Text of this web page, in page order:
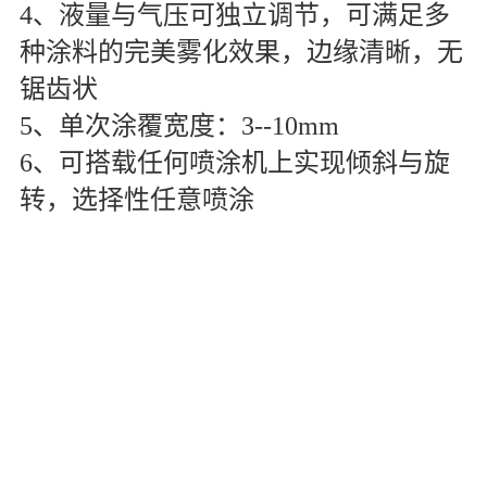
4、液量与气压可独立调节，可满足多
种涂料的完美雾化效果，边缘清晰，无
锯齿状
5、单次涂覆宽度：3--10mm
6、可搭载任何喷涂机上实现倾斜与旋
转，选择性任意喷涂